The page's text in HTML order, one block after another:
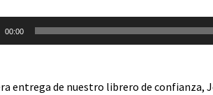
00:00
entrega de nuestro librero de confianza,